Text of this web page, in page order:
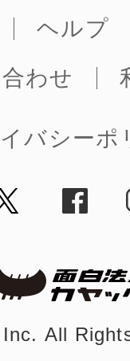
ヘルプ
わせ
バシーポ
All